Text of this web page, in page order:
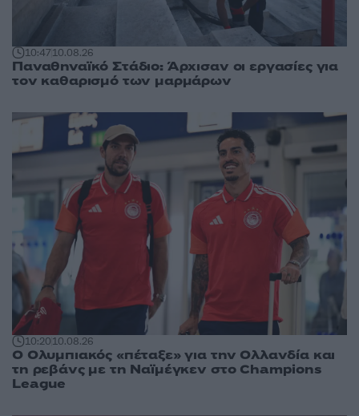
10:4710.08.26
Παναθηναϊκό Στάδιο: Άρχισαν οι εργασίες για
τον καθαρισμό των μαρμάρων
10:2010.08.26
Ο Ολυμπιακός «πέταξε» για την Ολλανδία και
τη ρεβάνς με τη Ναϊμέγκεν στο Champions
League